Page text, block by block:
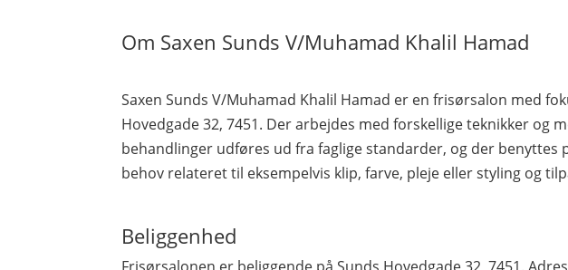
Om Saxen Sunds V/Muhamad Khalil Hamad
Saxen Sunds V/Muhamad Khalil Hamad er en frisørsalon med
Hovedgade 32, 7451. Der arbejdes med forskellige teknikker
behandlinger udføres ud fra faglige standarder, og der
behov relateret til eksempelvis klip, farve, pleje eller styling og
Beliggenhed
Frisørsalonen er beliggende på Sunds Hovedgade 32, 7451.